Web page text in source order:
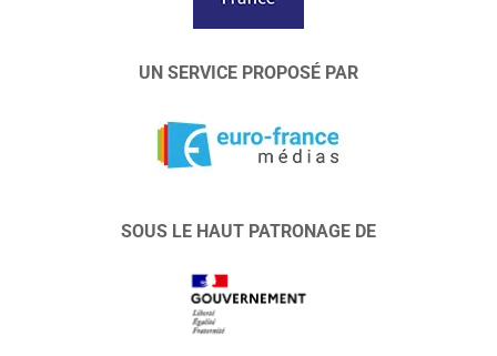
UN SERVICE PROPOSÉ PAR
SOUS LE HAUT PATRONAGE DE